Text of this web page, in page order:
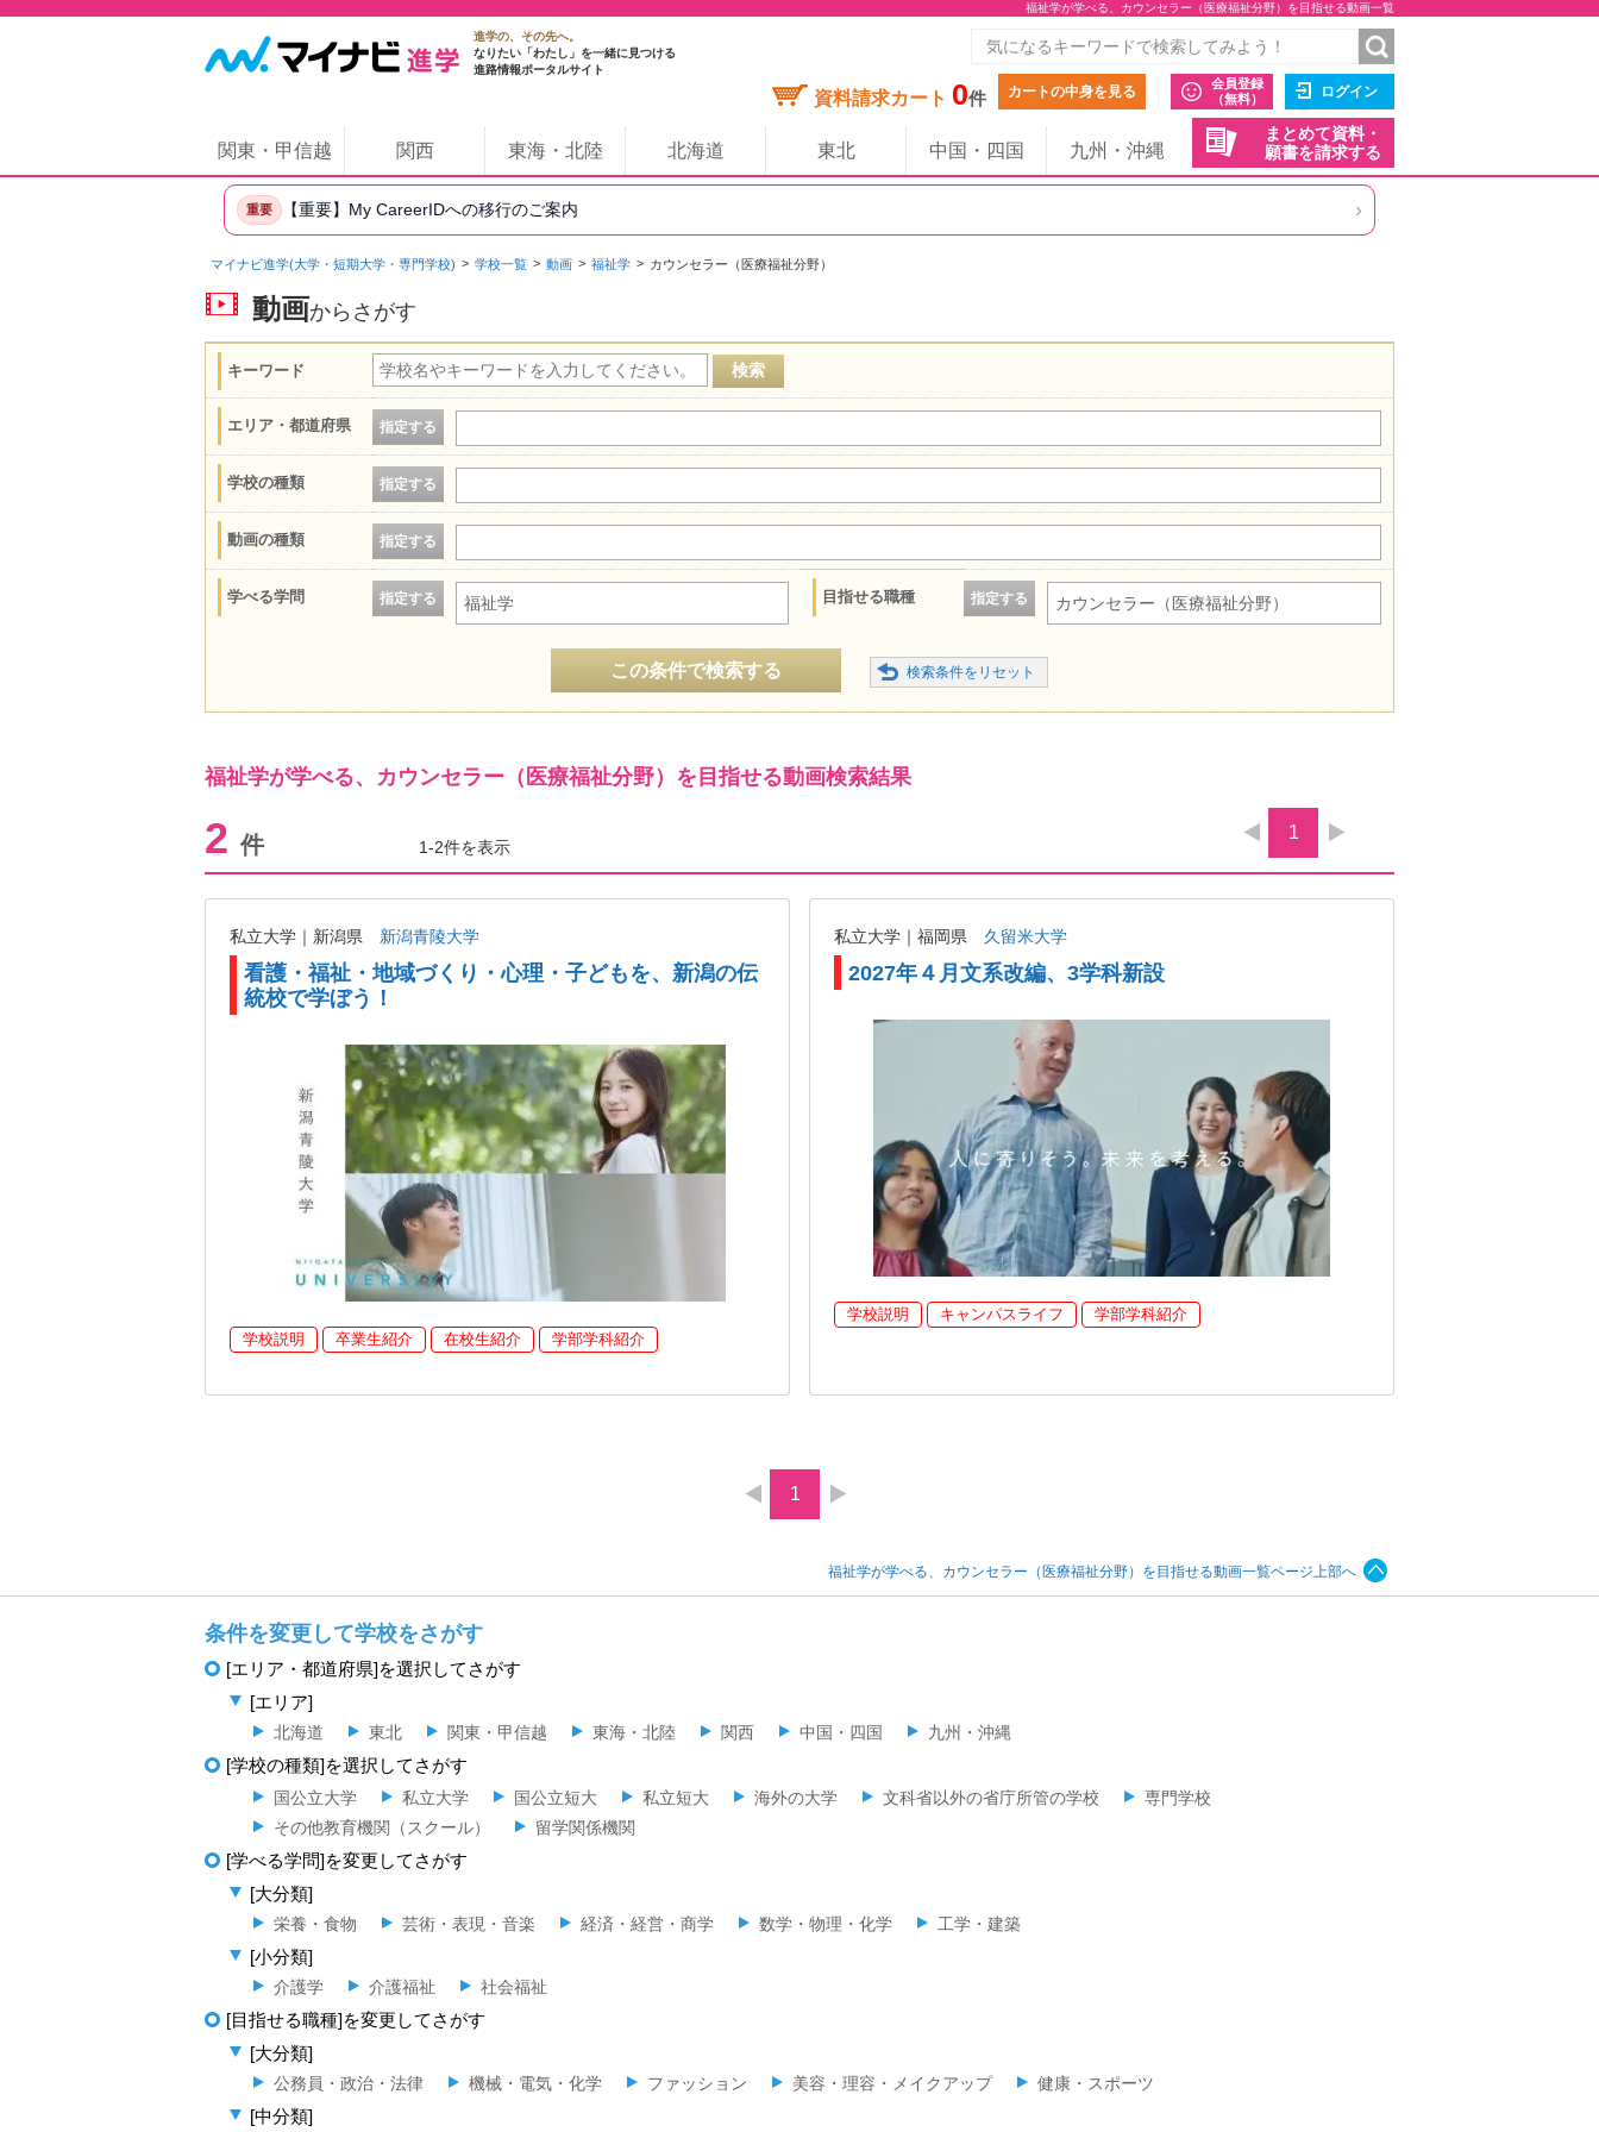
福祉学が学べる、カウンセラー（医療福祉分野）を目指せる動画一覧
進学の、その先へ。
なりたい「わたし」を一緒に見つける
進路情報ポータルサイト
資料請求カート 0件 カートの中身を見る
会員登録
（無料）
ログイン
まとめて資料・
願書を請求する
関東・甲信越 関西 東海・北陸 北海道 東北 中国・四国 九州・沖縄
重要 【重要】My CareerIDへの移行のご案内 ›
マイナビ進学(大学・短期大学・専門学校) 学校一覧 動画 福祉学 カウンセラー（医療福祉分野）
動画からさがす
キーワード
エリア・都道府県 指定する
学校の種類 指定する
動画の種類 指定する
学べる学問 指定する 福祉学 目指せる職種 指定する カウンセラー（医療福祉分野）
この条件で検索する
福祉学が学べる、カウンセラー（医療福祉分野）を目指せる動画検索結果
2 件 1-2件を表示
1
私立大学｜新潟県 新潟青陵大学
看護・福祉・地域づくり・心理・子どもを、新潟の伝
統校で学ぼう！
学校説明 卒業生紹介 在校生紹介 学部学科紹介
私立大学｜福岡県 久留米大学
2027年４月文系改編、3学科新設
学校説明 キャンパスライフ 学部学科紹介
1
福祉学が学べる、カウンセラー（医療福祉分野）を目指せる動画一覧ページ上部へ
条件を変更して学校をさがす
[エリア・都道府県]を選択してさがす
[エリア]
北海道 東北 関東・甲信越 東海・北陸 関西 中国・四国 九州・沖縄
[学校の種類]を選択してさがす
国公立大学 私立大学 国公立短大 私立短大 海外の大学 文科省以外の省庁所管の学校
専門学校
その他教育機関（スクール）
留学関係機関
[学べる学問]を変更してさがす
[大分類]
栄養・食物 芸術・表現・音楽 経済・経営・商学 数学・物理・化学 工学・建築
[小分類]
介護学 介護福祉 社会福祉
[目指せる職種]を変更してさがす
[大分類]
公務員・政治・法律 機械・電気・化学 ファッション 美容・理容・メイクアップ 健康・スポーツ
[中分類]